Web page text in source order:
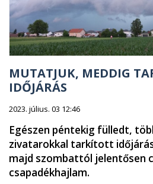
MUTATJUK, MEDDIG
IDŐJÁRÁS
2023. július. 03 12:46
Egészen péntekig fülledt,
zivatarokkal tarkított
majd szombattól jelentősen
csapadékhajlam.